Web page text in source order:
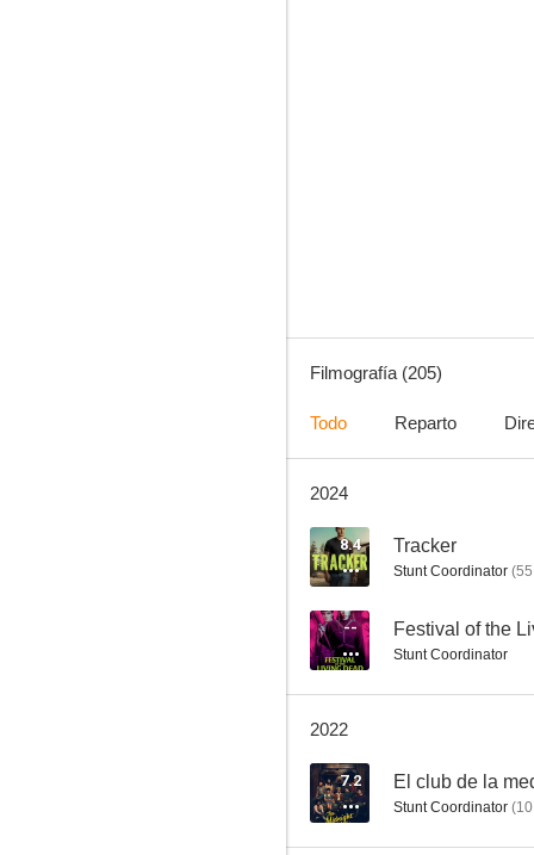
Dos rubias de pelo en pecho
7.4
Filmografía (205)
Todo Reparto
2024
8.4 Tracker
Stunt Coordinator (55
-- Festival of the
Stunt Coordinator
2022
7.2 El club de la
Stunt Coordinator (10